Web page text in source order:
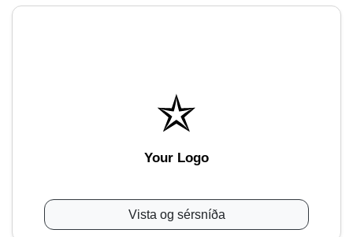
Your Logo
Vista og sérsníða